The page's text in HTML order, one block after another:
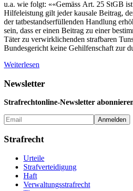
u.a. wie folgt: ««Gemäss Art. 25 StGB
Hilfeleistung gilt jeder kausale Beitrag,
der tatbestandserfüllenden Handlung
sein, dass er einen Beitrag zu einer
Täter zu verwirklichenden strafbaren
Bundesgericht keine Gehilfenschaft zur
Weiterlesen
Newsletter
Strafrechtonline-Newsletter
Strafrecht
Urteile
Strafverteidigung
Haft
Verwaltungs­strafrecht